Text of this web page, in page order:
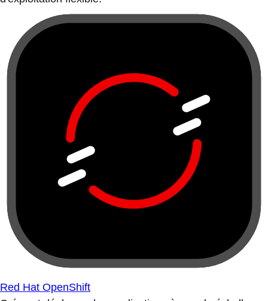
Red Hat OpenShift